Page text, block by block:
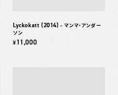
Lyckokatt (2014) – マンマ・アンダー
ソン
¥11,000